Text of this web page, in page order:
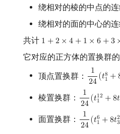
绕相对的棱的中点的
绕相对的面的中心的
共计 1 +2 × 4 + 1 × 6 +3
1 +2×4 +1 ×6+3× 3= 24
它对应的正方体的置换群
顶点置换群：
1
24(𝑡8
1 +
124(t1 8+
棱置换群：
1
24(𝑡12
1 +8𝑡
124(t112+ 8t
面置换群：
1
24(𝑡6
1 +8𝑡2
3
124(t1 6+ 8t3